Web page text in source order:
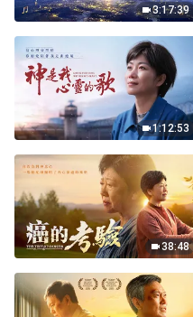
3:17:39
1:12:53
38:48